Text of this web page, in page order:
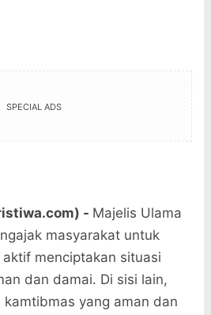
SPECIAL ADS
- Majelis Ulama
masyarakat untuk
menciptakan situasi
dan damai. Di sisi lain,
yang aman dan